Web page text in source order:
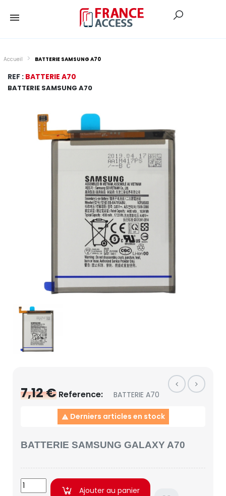
Accueil BATTERIE SAMSUNG A70
REF : BATTERIE A70
BATTERIE SAMSUNG A70
7,12 € Reference: BATTERIE A70
 Derniers articles en stock
BATTERIE SAMSUNG GALAXY A70
Ajouter au panier